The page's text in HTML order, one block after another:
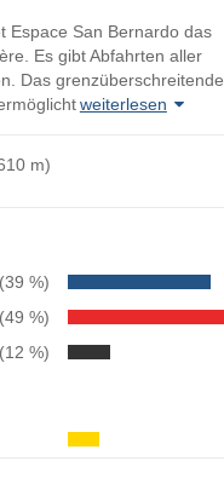
Espace San Bernardo das
Es gibt Abfahrten aller
Das grenzüberschreitende
weiterlesen
m)
(39 %)
(49 %)
(12 %)